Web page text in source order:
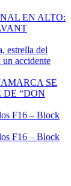
EN ALTO:
estrella del
accidente
SE
DE “DON
F16 – Block
F16 – Block